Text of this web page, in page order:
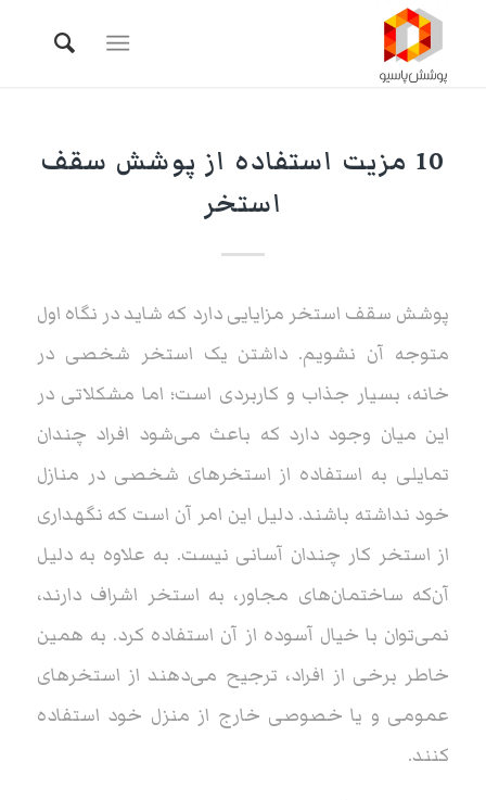
10 مزیت استفاده از پوشش سقف
استخر
پوشش سقف استخر مزایایی دارد که شاید در نگاه اول
متوجه آن نشویم. داشتن یک استخر شخصی در
خانه، بسیار جذاب و کاربردی است؛ اما مشکلاتی در
این میان وجود دارد که باعث می‌شود افراد چندان
تمایلی به استفاده از استخرهای شخصی در منازل
خود نداشته باشند. دلیل این امر آن است که نگهداری
از استخر کار چندان آسانی نیست. به علاوه به دلیل
آن‌که ساختمان‌های مجاور، به استخر اشراف دارند،
نمی‌توان با خیال آسوده از آن استفاده کرد. به همین
خاطر برخی از افراد، ترجیح می‌دهند از استخرهای
عمومی و یا خصوصی خارج از منزل خود استفاده
کنند.